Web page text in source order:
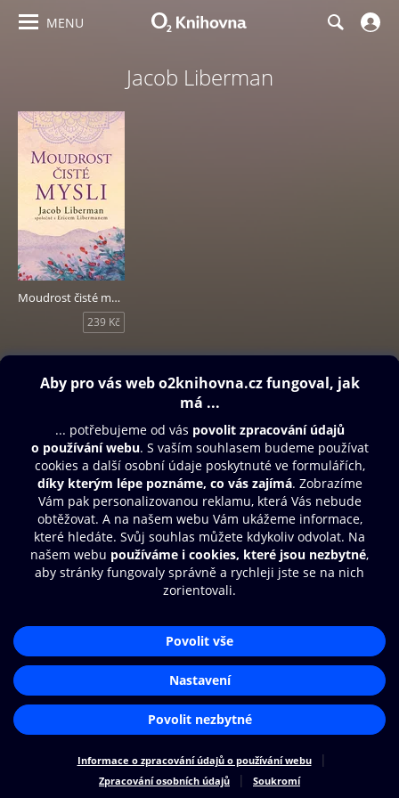
MENU
Jacob Liberman
Moudrost čisté mysli
239 Kč
Obsah ke stažení
Další zábava
© O2 Czech Republic a.s.
Nákupní řád
Přístupnost
Cookies
Nastavení cookies
Aplikace O2 Knihovna
Čti a poslouchej své e-knihy a
audioknihy rychleji a pohodlněji.